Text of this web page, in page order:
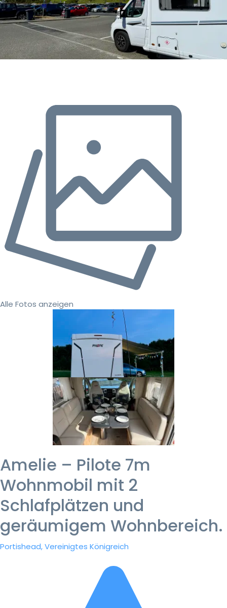
Alle Fotos anzeigen
Amelie – Pilote 7m
Wohnmobil mit 2
Schlafplätzen und
geräumigem Wohnbereich.
Portishead, Vereinigtes Königreich